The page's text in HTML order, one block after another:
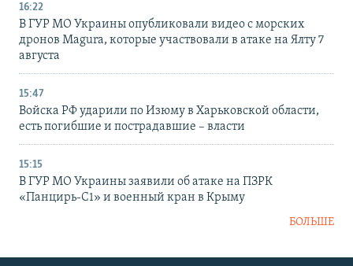
16:22
В ГУР МО Украины опубликовали видео с морских
дронов Magura, которые участвовали в атаке на Ялту 7
августа
15:47
Войска РФ ударили по Изюму в Харьковской области,
есть погибшие и пострадавшие – власти
15:15
В ГУР МО Украины заявили об атаке на ПЗРК
«Панцирь-С1» и военный кран в Крыму
БОЛЬШЕ